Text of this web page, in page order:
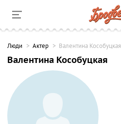
Люди Актер Валентина Кособуцкая
Валентина Кособуцкая